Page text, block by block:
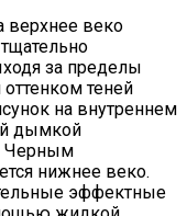
верхнее веко
за пределы
теней
на внутреннем
дымкой
Черным
нижнее веко.
эффектные